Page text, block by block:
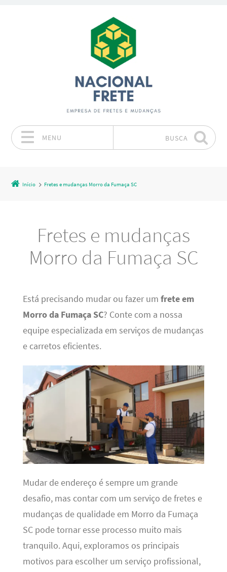
MENU BUSCA
Início Fretes e mudanças Morro da Fumaça SC
Fretes e mudanças
Morro da Fumaça SC
Está precisando mudar ou fazer um frete em
Morro da Fumaça SC? Conte com a nossa
equipe especializada em serviços de mudanças
e carretos eficientes.
Mudar de endereço é sempre um grande
desafio, mas contar com um serviço de fretes e
mudanças de qualidade em Morro da Fumaça
SC pode tornar esse processo muito mais
tranquilo. Aqui, exploramos os principais
motivos para escolher um serviço profissional,